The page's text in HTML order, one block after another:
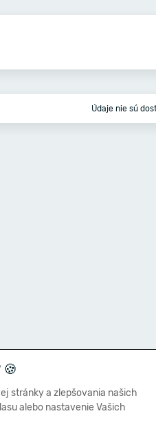
Údaje nie sú
🍪
stránky a zlepšovania našich
alebo nastavenie Vašich